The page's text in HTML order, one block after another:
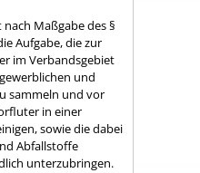
Maßgabe des §
Aufgabe, die zur
im Verbandsgebiet
und
sammeln und vor
in einer
sowie die dabei
Abfallstoffe
unterzubringen.